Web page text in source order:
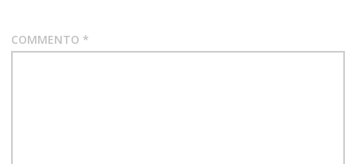
COMMENTO *